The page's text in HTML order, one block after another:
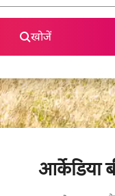
खोजें
आर्केडिया